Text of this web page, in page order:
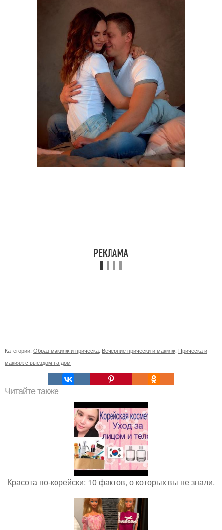
Категории: Образ макияж и прическа Вечерние прически и макияж Прическа и
макияж с выездом на дом
Читайте также
Красота по-корейски: 10 фактов, о которых вы не знали.